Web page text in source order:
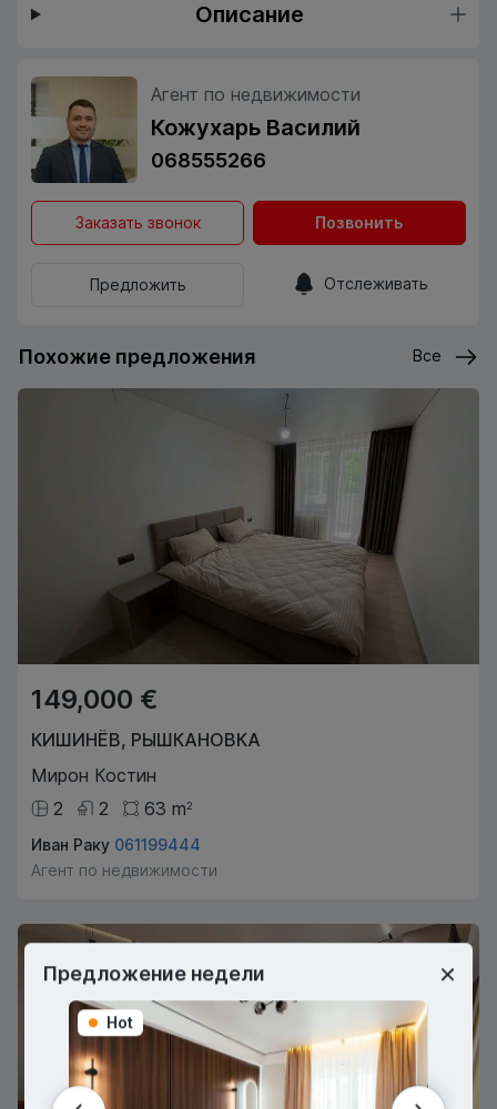
Описание
Агент по недвижимости
Кожухарь Василий
068555266
Заказать звонок Позвонить
Предложить Отслеживать
Похожие предложения Все
149,000 €
КИШИНЁВ, РЫШКАНОВКА
Мирон Костин
2
2 63 m2
Иван Раку 061199444
Агент по недвижимости
Предложение недели
Hot Hot